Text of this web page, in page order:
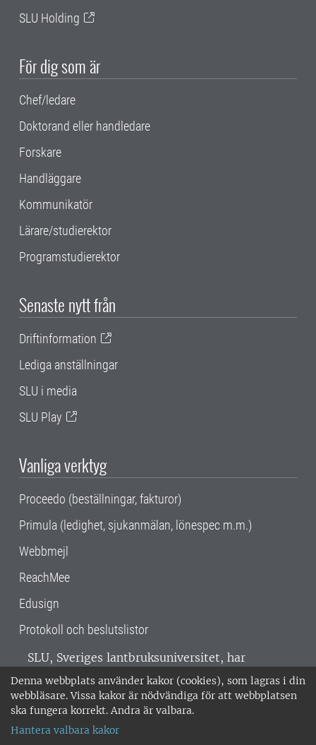
Denna webbplats använder kakor (cookies), som lagras i din
webbläsare. Vissa kakor är nödvändiga för att webbplatsen
ska fungera korrekt. Andra är valbara.
Hantera valbara kakor
SLU Holding
För dig som är
Chef/ledare
Doktorand eller handledare
Forskare
Handläggare
Kommunikatör
Lärare/studierektor
Programstudierektor
Senaste nytt från
Driftinformation
Lediga anställningar
SLU i media
SLU Play
Vanliga verktyg
Proceedo (beställningar, fakturor)
Primula (ledighet, sjukanmälan, lönespec m.m.)
Webbmejl
ReachMee
Edusign
Protokoll och beslutslistor
SLU, Sveriges lantbruksuniversitet, har
verksamhet över hela Sverige. Huvudorter är
Alnarp, Uppsala och Umeå.SLU är
miljöcertifierat enligt ISO 14001. •
018-67 10 00 • Org nr: 202100-2817 •